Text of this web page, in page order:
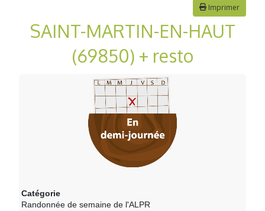
Imprimer
SAINT-MARTIN-EN-HAUT
(69850) + resto
Catégorie
Randonnée de semaine de l'ALPR